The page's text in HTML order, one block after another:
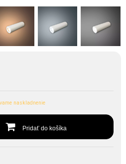
naskladnenie
Pridať do košíka